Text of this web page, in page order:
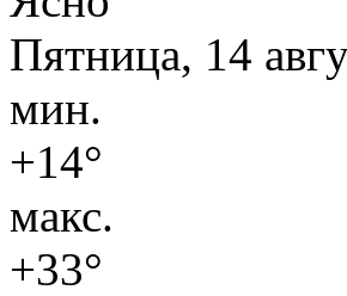
Пятница, 14
мин.
+14°
макс.
+33°